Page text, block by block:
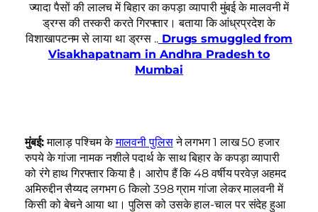
ज्यादा पैसों की लालच में बिहार का कपड़ा व्यापारी मुंबई के मालवनी में
ड्रग्स की तस्करी करते गिरफ्तार। बताया कि आंध्रप्रदेश के
विशाखापटनम से लाया था ड्रग्स ..Drugs smuggled from
Visakhapatnam in Andhra Pradesh to
Mumbai
मुंबई:मालाड़ पश्चिम केमालवनी पुलिसने लगभग 1 लाख 50 हजार
रुपये के गांजा नामक नशीले पदार्थ के साथ बिहार के कपड़ा व्यापारी
को रंगे हाथ गिरफ्तार किया है। आरोप हैं कि 48 वर्षीय परवेज़ अहमद
अमिरुद्दीन सैय्यद लगभग 6 किलो 398 ग्राम गांजा लेकर मालवनी में
किसी को बेचने आया था। पुलिस को उसके हाल-चाल पर संदेह हुआ